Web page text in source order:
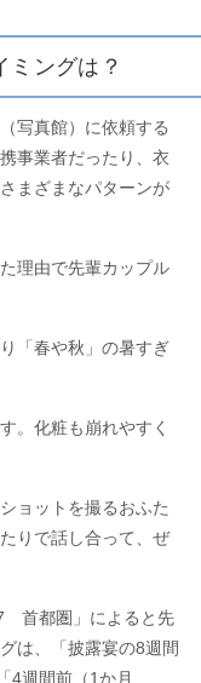
ミングは？
写真館）に依頼する
事業者だったり、衣
まざまなパターンが
た理由で先輩カップル
「春や秋」の暑すぎ
。化粧も崩れやすく
ョットを撮るおふた
りで話し合って、ぜ
首都圏」によると先
は、「披露宴の8週間
4週間前（1か月